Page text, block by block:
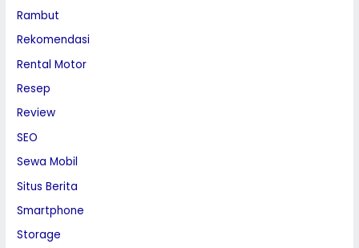
Rambut
Rekomendasi
Rental Motor
Resep
Review
SEO
Sewa Mobil
Situs Berita
Smartphone
Storage